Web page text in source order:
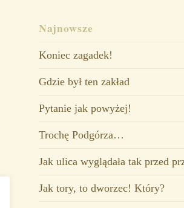
Najnowsze
Koniec zagadek!
Gdzie był ten zakład
Pytanie jak powyżej!
Trochę Podgórza…
Jak ulica wyglądała tak przed
Jak tory, to dworzec! Który?